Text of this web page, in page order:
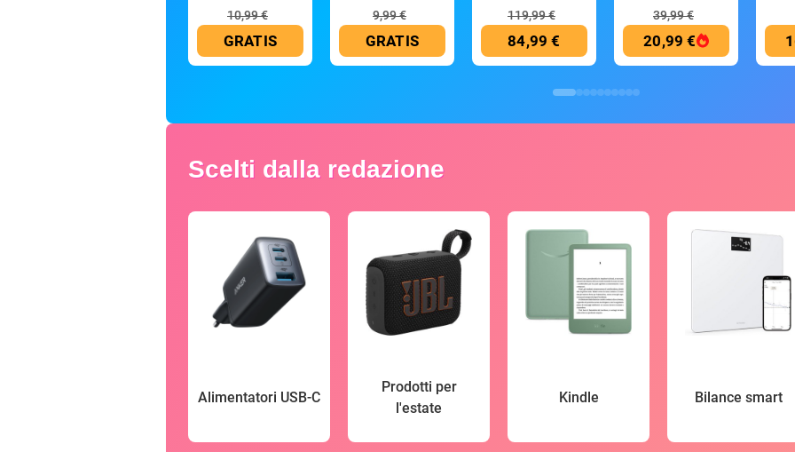
10,99 €
GRATIS
9,99 €
GRATIS
119,99 €
84,99 €
39,99 €
20,99 €
Scelti dalla redazione
Alimentatori USB-C
Prodotti per
l'estate
Kindle Bilance smart